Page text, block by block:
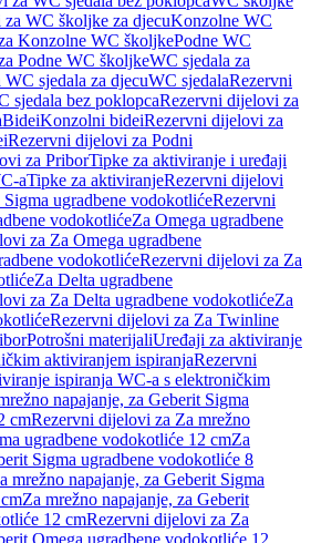
WC školjke za djecuKonzolne WC
Konzolne WC školjkePodne WC
Podne WC školjkeWC sjedala za
sjedala za djecuWC sjedalaRezervni
sjedala bez poklopcaRezervni dijelovi za
BideiKonzolni bideiRezervni dijelovi za
Rezervni dijelovi za Podni
za PriborTipke za aktiviranje i uređaji
aTipke za aktiviranjeRezervni dijelovi
Sigma ugradbene vodokotlićeRezervni
vodokotlićeZa Omega ugradbene
za Za Omega ugradbene
vodokotlićeRezervni dijelovi za Za
Za Delta ugradbene
za Za Delta ugradbene vodokotlićeZa
Rezervni dijelovi za Za Twinline
Potrošni materijaliUređaji za aktiviranje
aktiviranjem ispiranjaRezervni
ispiranja WC-a s elektroničkim
napajanje, za Geberit Sigma
cmRezervni dijelovi za Za mrežno
ugradbene vodokotliće 12 cmZa
Sigma ugradbene vodokotliće 8
mrežno napajanje, za Geberit Sigma
Za mrežno napajanje, za Geberit
12 cmRezervni dijelovi za Za
Omega ugradbene vodokotliće 12